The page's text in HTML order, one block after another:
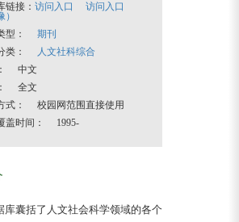
链接： 访问入口
访问入口
）
型： 期刊
类：
人文社科综合
中文
全文
式： 校园网范围直接使用
盖时间： 1995-
囊括了人文社会科学领域的各个